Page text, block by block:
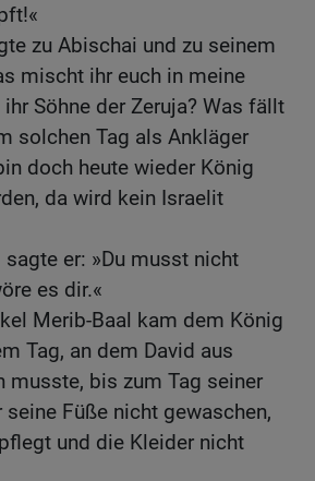
zu Abischai und zu seinem
mischt ihr euch in meine
Söhne der Zeruja? Was fällt
solchen Tag als Ankläger
doch heute wieder König
da wird kein Israelit
sagte er: »Du musst nicht
es dir.«
Merib-Baal kam dem König
Tag, an dem David aus
musste, bis zum Tag seiner
seine Füße nicht gewaschen,
und die Kleider nicht